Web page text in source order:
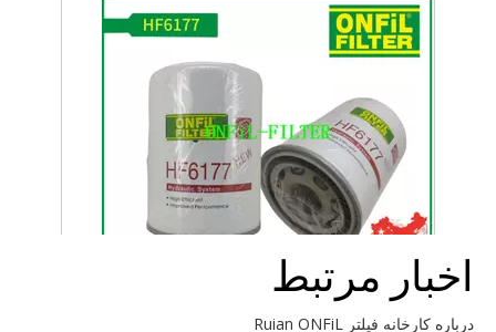
برای FleetGuard HF6177 استفاده کنید
اخبار مرتبط
درباره کارخانه فیلتر Ruian ONFiL